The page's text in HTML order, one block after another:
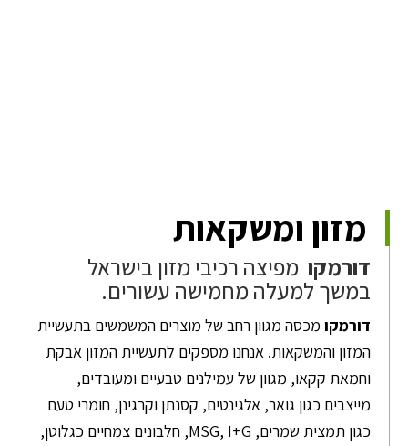
מזון ומשקאות
דורמקו מפיצה רכיבי מזון בישראל
במשך למעלה מחמישה עשורים.
דורמקו מכסה מגוון רחב של מוצרים המשמשים בתעשיית
המזון והמשקאות. אנחנו מספקים לתעשיית המזון אבקת
וחמאת קקאו, מגוון של עמילנים טבעיים ומעובדים,
מייצבים כגון גואר, אלגינטים, קסנתן וקרגינן, חומרי טעם
כגון תמצית שמרים, MSG, I+G, חלבונים צמחיים כגלוטן,